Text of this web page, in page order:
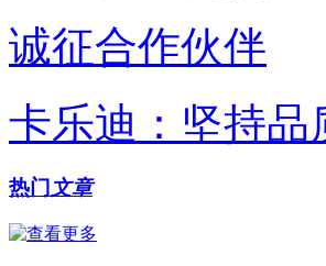
诚征合作伙伴
卡乐迪：坚持品
热门 文章